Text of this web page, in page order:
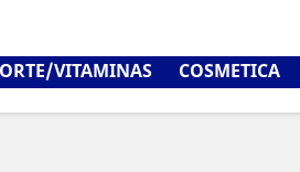
VITAMINAS COSMETICA